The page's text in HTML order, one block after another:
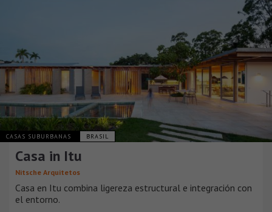
CASAS SUBURBANAS BRASIL
Casa in Itu
Nitsche Arquitetos
Casa en Itu combina ligereza estructural e integración con
el entorno.